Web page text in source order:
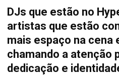
DJs que estão no
artistas que estão
mais espaço na cena
chamando a atenção
dedicação e